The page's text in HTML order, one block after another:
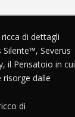
di dettagli
Severus
il Pensatoio in cui
risorge dalle
di